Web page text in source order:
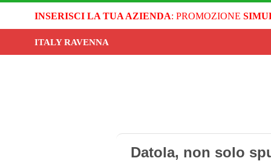
INSERISCI LA TUA AZIENDA: PROMOZIONE
ITALY RAVENNA
Datola, non solo